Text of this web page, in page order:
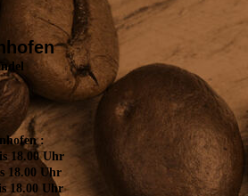
:
18.00 Uhr
18.00 Uhr
18.00 Uhr